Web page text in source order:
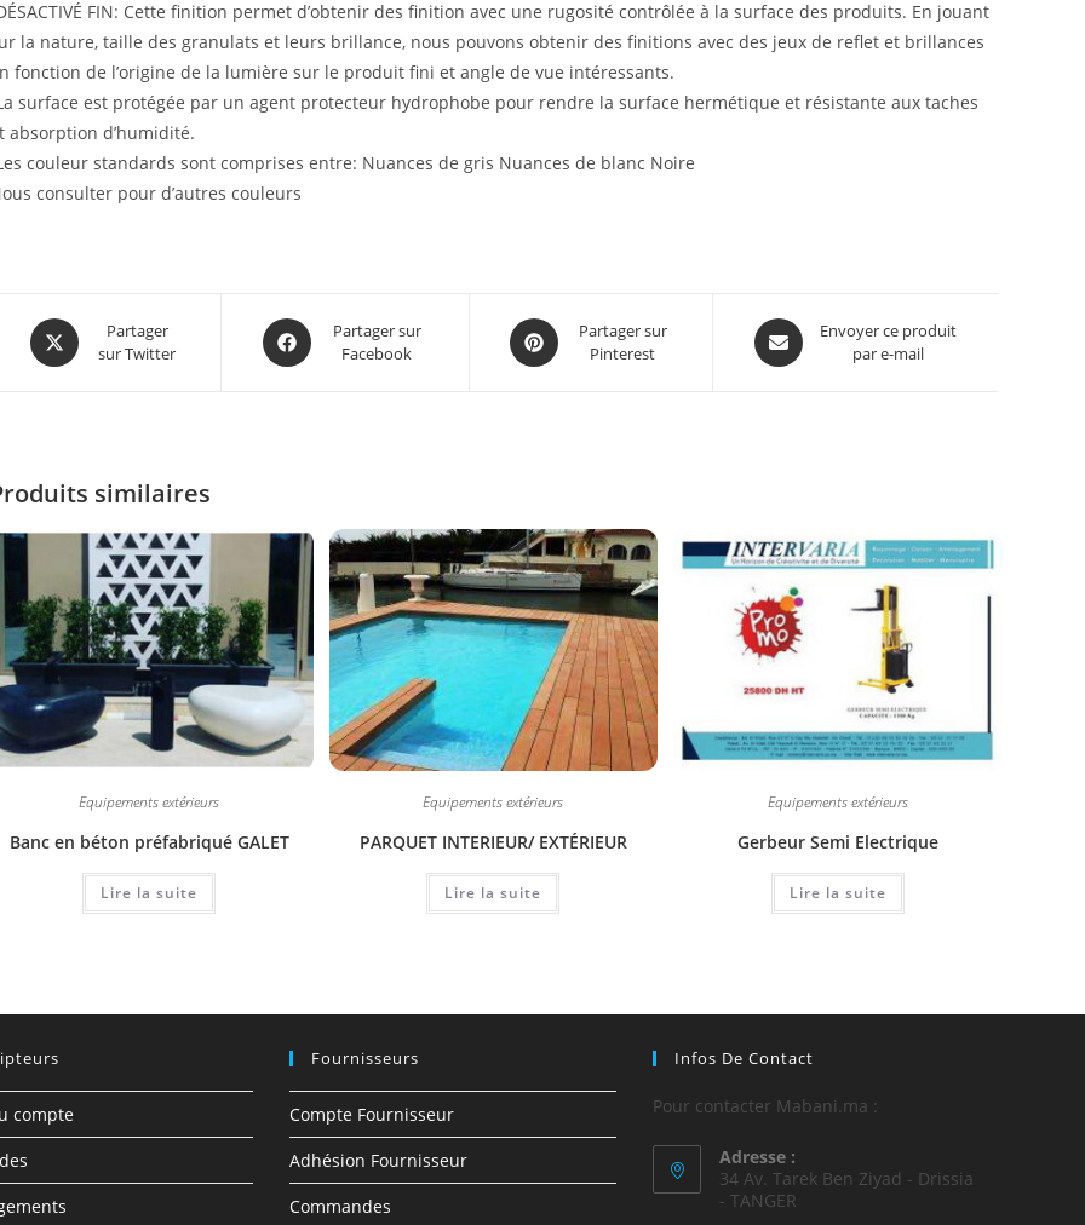
FIN: Cette finition permet d’obtenir des finition avec une rugosité contrôlée à la surface des produits. En jouant
la nature, taille des granulats et leurs brillance, nous pouvons obtenir des finitions avec des jeux de reflet et brillances
fonction de l’origine de la lumière sur le produit fini et angle de vue intéressants.
surface est protégée par un agent protecteur hydrophobe pour rendre la surface hermétique et résistante aux taches
absorption d’humidité.
couleur standards sont comprises entre: Nuances de gris Nuances de blanc Noire
consulter pour d’autres couleurs
Partager
sur Twitter
Partager sur
Facebook
Partager sur
Pinterest
Envoyer ce produit
par e-mail
similaires
Equipements extérieurs
Banc en béton préfabriqué GALET
Lire la suite
Equipements extérieurs
PARQUET INTERIEUR/ EXTÉRIEUR
Lire la suite
Equipements extérieurs
Gerbeur Semi Electrique
Lire la suite
compte
Fournisseurs
Compte Fournisseur
Adhésion Fournisseur
Commandes
Infos De Contact
Pour contacter Mabani.ma :
Adresse :
34 Av. Tarek Ben Ziyad - Drissia
- TANGER